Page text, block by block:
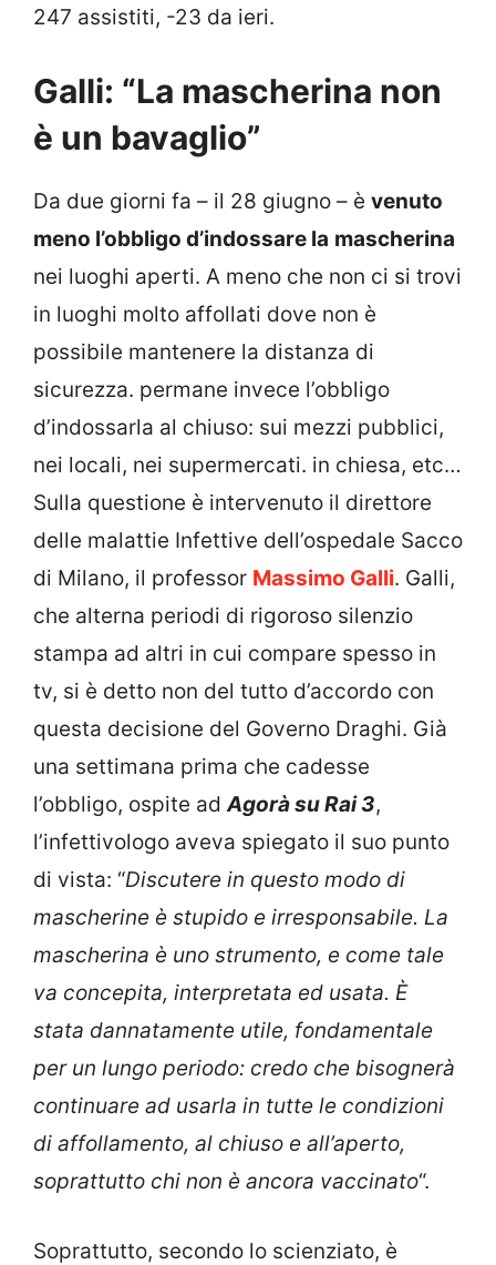
247 assistiti, -23 da ieri.
Galli: “La mascherina non
è un bavaglio”
Da due giorni fa – il 28 giugno – è venuto
meno l’obbligo d’indossare la mascherina
nei luoghi aperti. A meno che non ci si trovi
in luoghi molto affollati dove non è
possibile mantenere la distanza di
sicurezza. permane invece l’obbligo
d’indossarla al chiuso: sui mezzi pubblici,
nei locali, nei supermercati. in chiesa, etc…
Sulla questione è intervenuto il direttore
delle malattie Infettive dell’ospedale Sacco
di Milano, il professor Massimo Galli. Galli,
che alterna periodi di rigoroso silenzio
stampa ad altri in cui compare spesso in
tv, si è detto non del tutto d’accordo con
questa decisione del Governo Draghi. Già
una settimana prima che cadesse
l’obbligo, ospite adAgorà su Rai 3,
l’infettivologo aveva spiegato il suo punto
di vista: “Discutere in questo modo di
mascherine è stupido e irresponsabile. La
mascherina è uno strumento, e come tale
va concepita, interpretata ed usata. È
stata dannatamente utile, fondamentale
per un lungo periodo: credo che bisognerà
continuare ad usarla in tutte le condizioni
di affollamento, al chiuso e all’aperto,
soprattutto chi non è ancora vaccinato“.
Soprattutto, secondo lo scienziato, è